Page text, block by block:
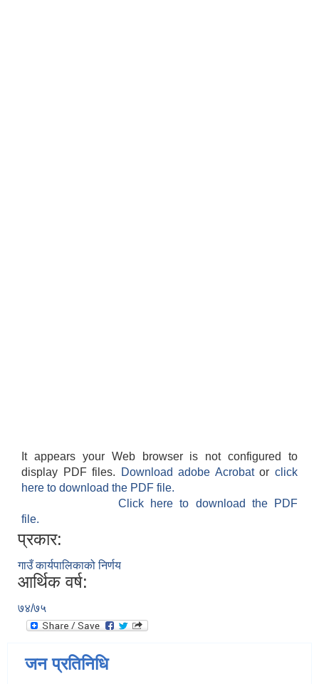
It appears your Web browser is not configured to
display PDF files.
Download adobe Acrobatorclick
here to download the PDF file.
Click here to download the PDF
file.
प्रकार:
गाउँ कार्यपालिकाको निर्णय
आर्थिक वर्ष:
७४/७५
जन प्रतिनिधि